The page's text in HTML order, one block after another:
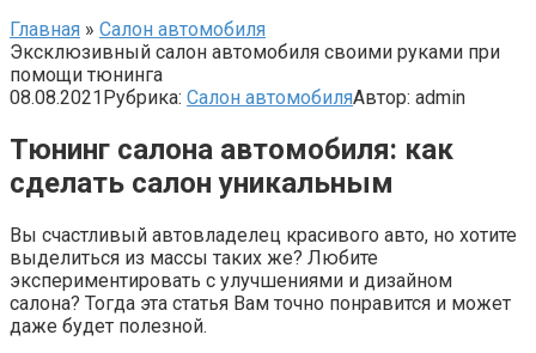
Главная » Салон автомобиля
Эксклюзивный салон автомобиля своими руками при
помощи тюнинга
08.08.2021Рубрика: Салон автомобиляАвтор: admin
Тюнинг салона автомобиля: как
сделать салон уникальным
Вы счастливый автовладелец красивого авто, но хотите
выделиться из массы таких же? Любите
экспериментировать с улучшениями и дизайном
салона? Тогда эта статья Вам точно понравится и может
даже будет полезной.